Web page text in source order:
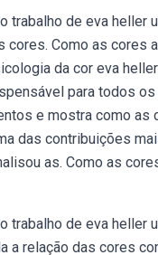
trabalho de eva heller
Como as cores
da cor eva
para todos
e mostra como as
das contribuições
as. Como as
trabalho de eva heller
a relação das cores